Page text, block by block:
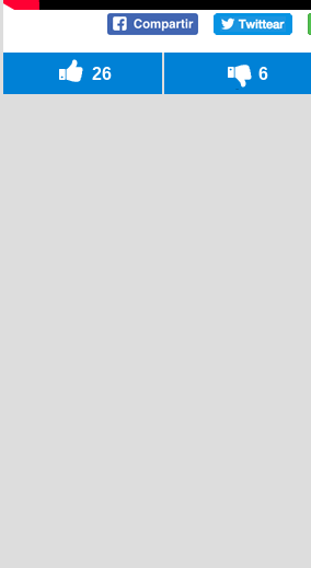
26 6